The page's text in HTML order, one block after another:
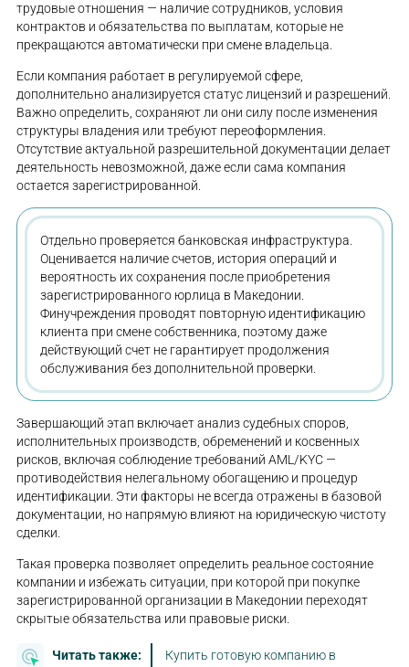
трудовые отношения — наличие сотрудников, условия
контрактов и обязательства по выплатам, которые не
прекращаются автоматически при смене владельца.
Если компания работает в регулируемой сфере,
дополнительно анализируется статус лицензий и разрешений.
Важно определить, сохраняют ли они силу после изменения
структуры владения или требуют переоформления.
Отсутствие актуальной разрешительной документации делает
деятельность невозможной, даже если сама компания
остается зарегистрированной.
Отдельно проверяется банковская инфраструктура.
Оценивается наличие счетов, история операций и
вероятность их сохранения после приобретения
зарегистрированного юрлица в Македонии.
Финучреждения проводят повторную идентификацию
клиента при смене собственника, поэтому даже
действующий счет не гарантирует продолжения
обслуживания без дополнительной проверки.
Завершающий этап включает анализ судебных споров,
исполнительных производств, обременений и косвенных
рисков, включая соблюдение требований AML/KYC —
противодействия нелегальному обогащению и процедур
идентификации. Эти факторы не всегда отражены в базовой
документации, но напрямую влияют на юридическую чистоту
сделки.
Такая проверка позволяет определить реальное состояние
компании и избежать ситуации, при которой при покупке
зарегистрированной организации в Македонии переходят
скрытые обязательства или правовые риски.
Читать также:
Купить готовую компанию в